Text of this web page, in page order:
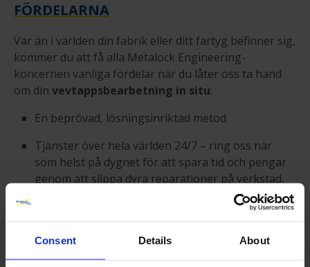
Consent Details About
FÖRDELARNA
Var än i världen din fabrik eller ditt fartyg befinner sig,
kommer du att få alla Metalock Engineering-
koncernen vanliga fördelar när du låter oss ta hand
om din vevtappsbearbetning in situ:
En beprövad, lösningsinriktad metod.
Tjänster över hela världen 24/7 – ring oss när
som helst på dygnet för att spara tid och pengar
genom att slippa dyra reparationer på verkstad.
Bygg upp och värna ditt professionella rykte med